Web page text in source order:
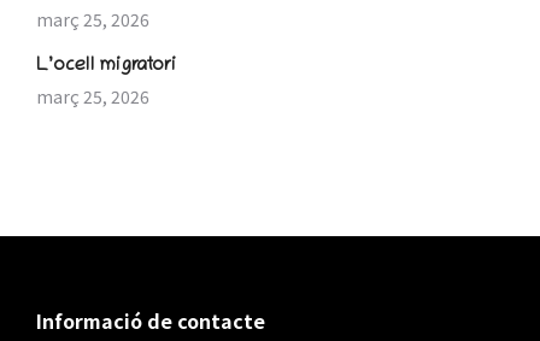
març 25, 2026
L’ocell migratori
març 25, 2026
Informació de contacte